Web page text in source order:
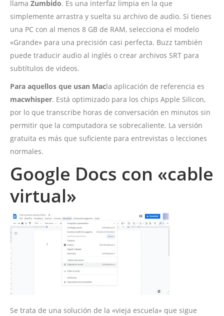
llama Zumbido. Es una interfaz limpia en la que
simplemente arrastra y suelta su archivo de audio. Si tienes
una PC con al menos 8 GB de RAM, selecciona el modelo
«Grande» para una precisión casi perfecta. Buzz también
puede traducir audio al inglés o crear archivos SRT para
subtítulos de videos.
Para aquellos que usan Macla aplicación de referencia es
macwhisper. Está optimizado para los chips Apple Silicon,
por lo que transcribe horas de conversación en minutos sin
permitir que la computadora se sobrecaliente. La versión
gratuita es más que suficiente para entrevistas o lecciones
normales.
Google Docs con «cable
virtual»
Se trata de una solución de la «vieja escuela» que sigue